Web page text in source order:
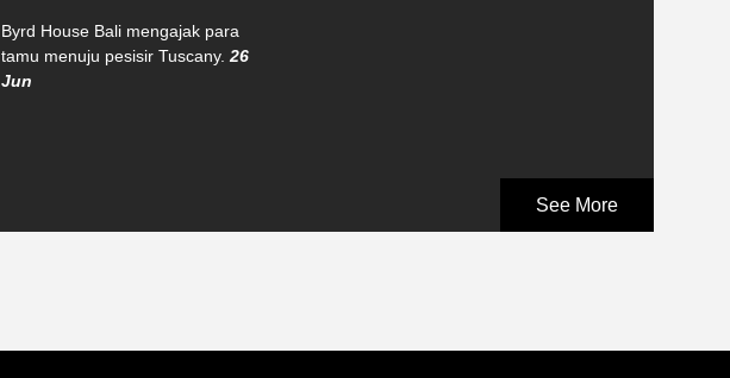
Byrd House Bali mengajak para
tamu menuju pesisir Tuscany. 26
Jun
See More